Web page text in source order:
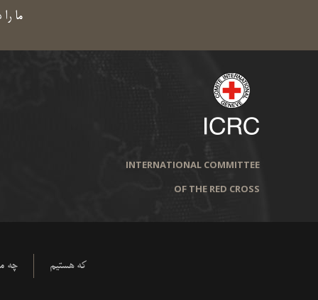
ما
INTERNATIONAL COMMITTEE
OF THE RED CROSS
که هستیم چه